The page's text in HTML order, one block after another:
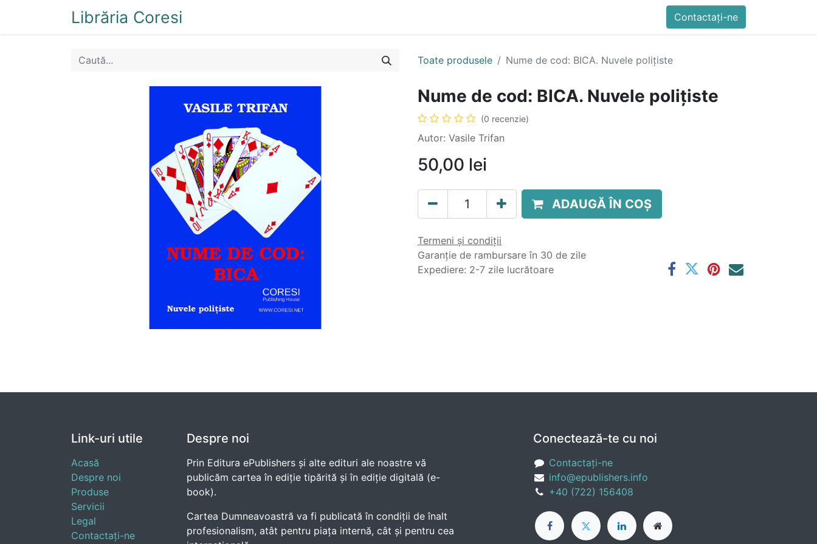
Librăria Coresi Contactați-ne Generator QR
Contactați-ne
Toate produsele Nume de cod: BICA. Nuvele polițiste
Nume de cod: BICA. Nuvele polițiste
(0 recenzie)
Autor: Vasile Trifan
50,00 lei
ADAUGĂ ÎN COȘ
Termeni și condiții
Garanție de rambursare în 30 de zile
Expediere: 2-7 zile lucrătoare
Link-uri utile
Acasă
Despre noi
Produse
Servicii
Legal
Contactați-ne
Despre noi
Prin Editura ePublishers și alte edituri ale noastre vă
publicăm cartea în ediție tipărită și în ediție digitală (e-
book).
Cartea Dumneavoastră va fi publicată în condiții de înalt
profesionalism, atât pentru piața internă, cât și pentru cea
Conectează-te cu noi
Contactați-ne
info@epublishers.info
+40 (722) 156408